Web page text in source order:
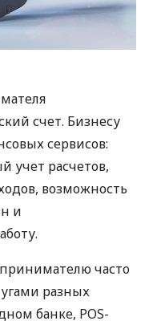
счет. Бизнесу
сервисов:
учет расчетов,
возможность
и
часто
разных
банке, POS-